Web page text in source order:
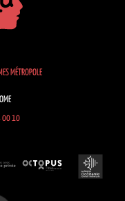
MÉTROPOLE
00 10